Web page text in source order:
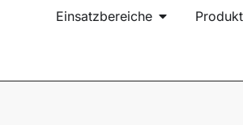
Einsatzbereiche